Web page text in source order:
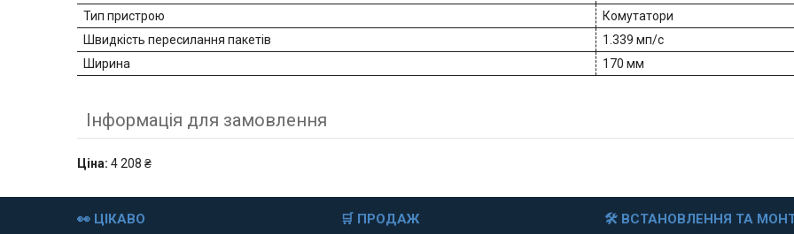
Тип пристрою
Комутатори
Швидкість пересилання пакетів
1.339 мп/с
Ширина
170 мм
Інформація для замовлення
Ціна: 4 208 ₴
👀 ЦІКАВО 🛒 ПРОДАЖ 🛠 ВСТАНОВЛЕННЯ ТА